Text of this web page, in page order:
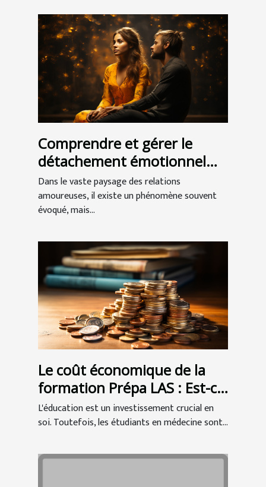
Comprendre et gérer le
détachement émotionnel
dans les relations
amoureuses
Dans le vaste paysage des relations
amoureuses, il existe un phénomène souvent
évoqué, mais...
Le coût économique de la
formation Prépa LAS : Est-ce
un bon investissement pour
les étudiants en médecine ?
L'éducation est un investissement crucial en
soi. Toutefois, les étudiants en médecine sont...